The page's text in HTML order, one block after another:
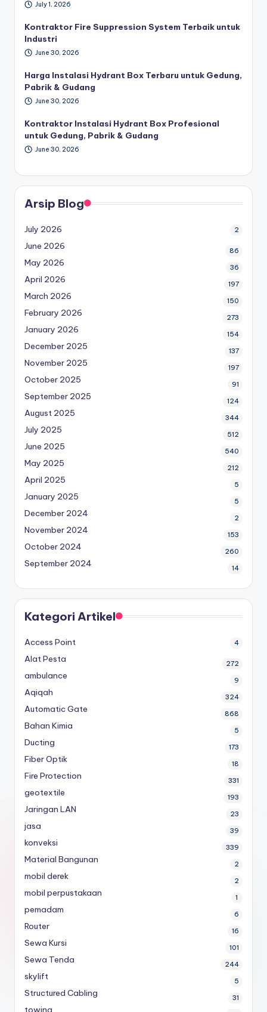
July 1, 2026
Kontraktor Fire Suppression System Terbaik untuk
Industri
June 30, 2026
Harga Instalasi Hydrant Box Terbaru untuk Gedung,
Pabrik & Gudang
June 30, 2026
Kontraktor Instalasi Hydrant Box Profesional
untuk Gedung, Pabrik & Gudang
June 30, 2026
Arsip Blog
July 2026 2
June 2026 86
May 2026 36
April 2026 197
March 2026 150
February 2026 273
January 2026 154
December 2025 137
November 2025 197
October 2025 91
September 2025 124
August 2025 344
July 2025 512
June 2025 540
May 2025 212
April 2025 5
January 2025 5
December 2024 2
November 2024 153
October 2024 260
September 2024 14
Kategori Artikel
Access Point 4
Alat Pesta 272
ambulance 9
Aqiqah 324
Automatic Gate 868
Bahan Kimia 5
Ducting 173
Fiber Optik 18
Fire Protection 331
geotextile 193
Jaringan LAN 23
jasa 39
konveksi 339
Material Bangunan 2
mobil derek 2
mobil perpustakaan 1
pemadam 6
Router 16
Sewa Kursi 101
Sewa Tenda 244
skylift 5
Structured Cabling 31
towing